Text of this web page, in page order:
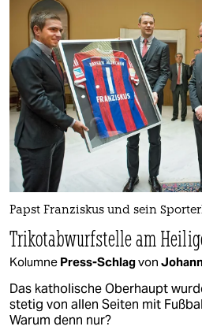
Papst Franziskus und sein
Trikotabwurfstelle am
Kolumne Press-Schlagvon
Das katholische Oberhaupt
stetig von allen Seiten mit
Warum denn nur?